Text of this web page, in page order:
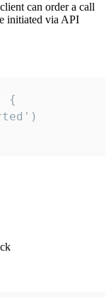
can order a call
initiated via API
{